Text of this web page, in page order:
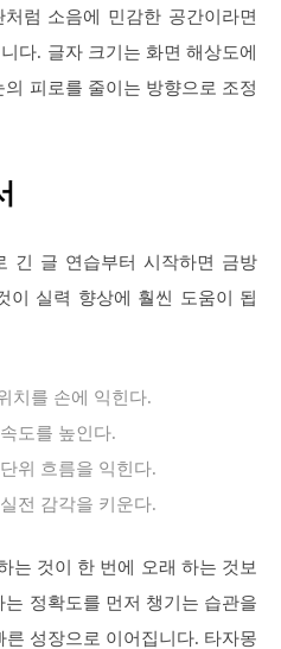
럼 소음에 민감한 공간이라면
다. 글자 크기는 화면 해상도에
피로를 줄이는 방향으로 조정
긴 글 연습부터 시작하면 금방
이 실력 향상에 훨씬 도움이 됩
치를 손에 익힌다.
도를 높인다.
위 흐름을 익힌다.
전 감각을 키운다.
는 것이 한 번에 오래 하는 것보
정확도를 먼저 챙기는 습관을
성장으로 이어집니다. 타자몽